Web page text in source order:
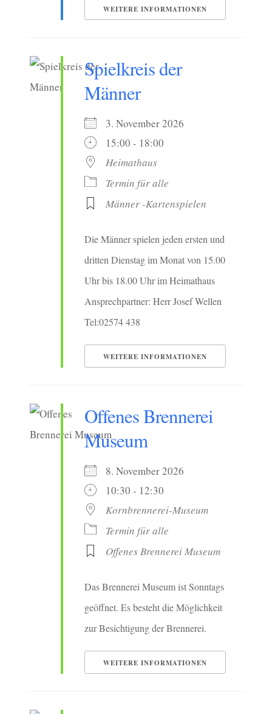
WEITERE INFORMATIONEN
Spielkreis der
Männer
3. November 2026
15:00 - 18:00
Heimathaus
Termin für alle
Männer -Kartenspielen
Die Männer spielen jeden ersten und
dritten Dienstag im Monat von 15.00
Uhr bis 18.00 Uhr im Heimathaus
Ansprechpartner: Herr Josef Wellen
Tel:02574 438
WEITERE INFORMATIONEN
Offenes Brennerei
Museum
8. November 2026
10:30 - 12:30
Kornbrennerei-Museum
Termin für alle
Offenes Brennerei Museum
Das Brennerei Museum ist Sonntags
geöffnet. Es besteht die Möglichkeit
zur Besichtigung der Brennerei.
WEITERE INFORMATIONEN